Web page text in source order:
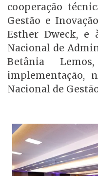
cooperação
Gestão e
Esther Dweck, e
Nacional de
Betânia
implementação,
Nacional de